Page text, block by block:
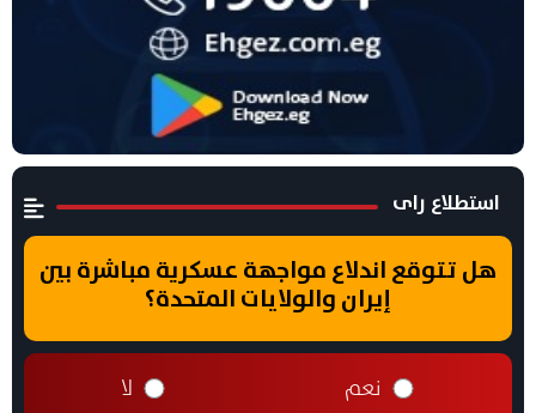
استطلاع راى
هل تتوقع اندلاع مواجهة عسكرية مباشرة بين
إيران والولايات المتحدة؟
نعم لا